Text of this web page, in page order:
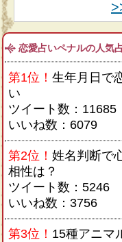
恋愛占いペナルの人気
第1位！ 生年月日で
い
ツイート数：11685
いいね数：6079
第2位！ 姓名判断で
相性は？
ツイート数：5246
いいね数：3756
第3位！ 15種アニマ